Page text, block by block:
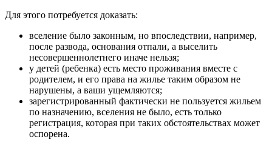
Для этого потребуется доказать:
вселение было законным, но впоследствии, например,
после развода, основания отпали, а выселить
несовершеннолетнего иначе нельзя;
у детей (ребенка) есть место проживания вместе с
родителем, и его права на жилье таким образом не
нарушены, а ваши ущемляются;
зарегистрированный фактически не пользуется жильем
по назначению, вселения не было, есть только
регистрация, которая при таких обстоятельствах может
оспорена.